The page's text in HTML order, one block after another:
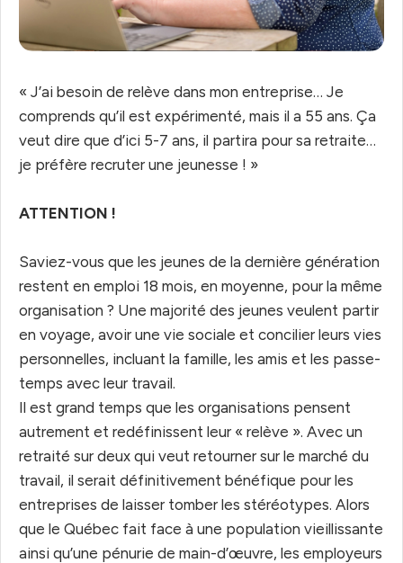
« J’ai besoin de relève dans mon entreprise… Je
comprends qu’il est expérimenté, mais il a 55 ans. Ça
veut dire que d’ici 5-7 ans, il partira pour sa retraite…
je préfère recruter une jeunesse ! »
ATTENTION !
Saviez-vous que les jeunes de la dernière génération
restent en emploi 18 mois, en moyenne, pour la même
organisation ? Une majorité des jeunes veulent partir
en voyage, avoir une vie sociale et concilier leurs vies
personnelles, incluant la famille, les amis et les passe-
temps avec leur travail.
Il est grand temps que les organisations pensent
autrement et redéfinissent leur « relève ». Avec un
retraité sur deux qui veut retourner sur le marché du
travail, il serait définitivement bénéfique pour les
entreprises de laisser tomber les stéréotypes. Alors
que le Québec fait face à une population vieillissante
ainsi qu’une pénurie de main-d’œuvre, les employeurs